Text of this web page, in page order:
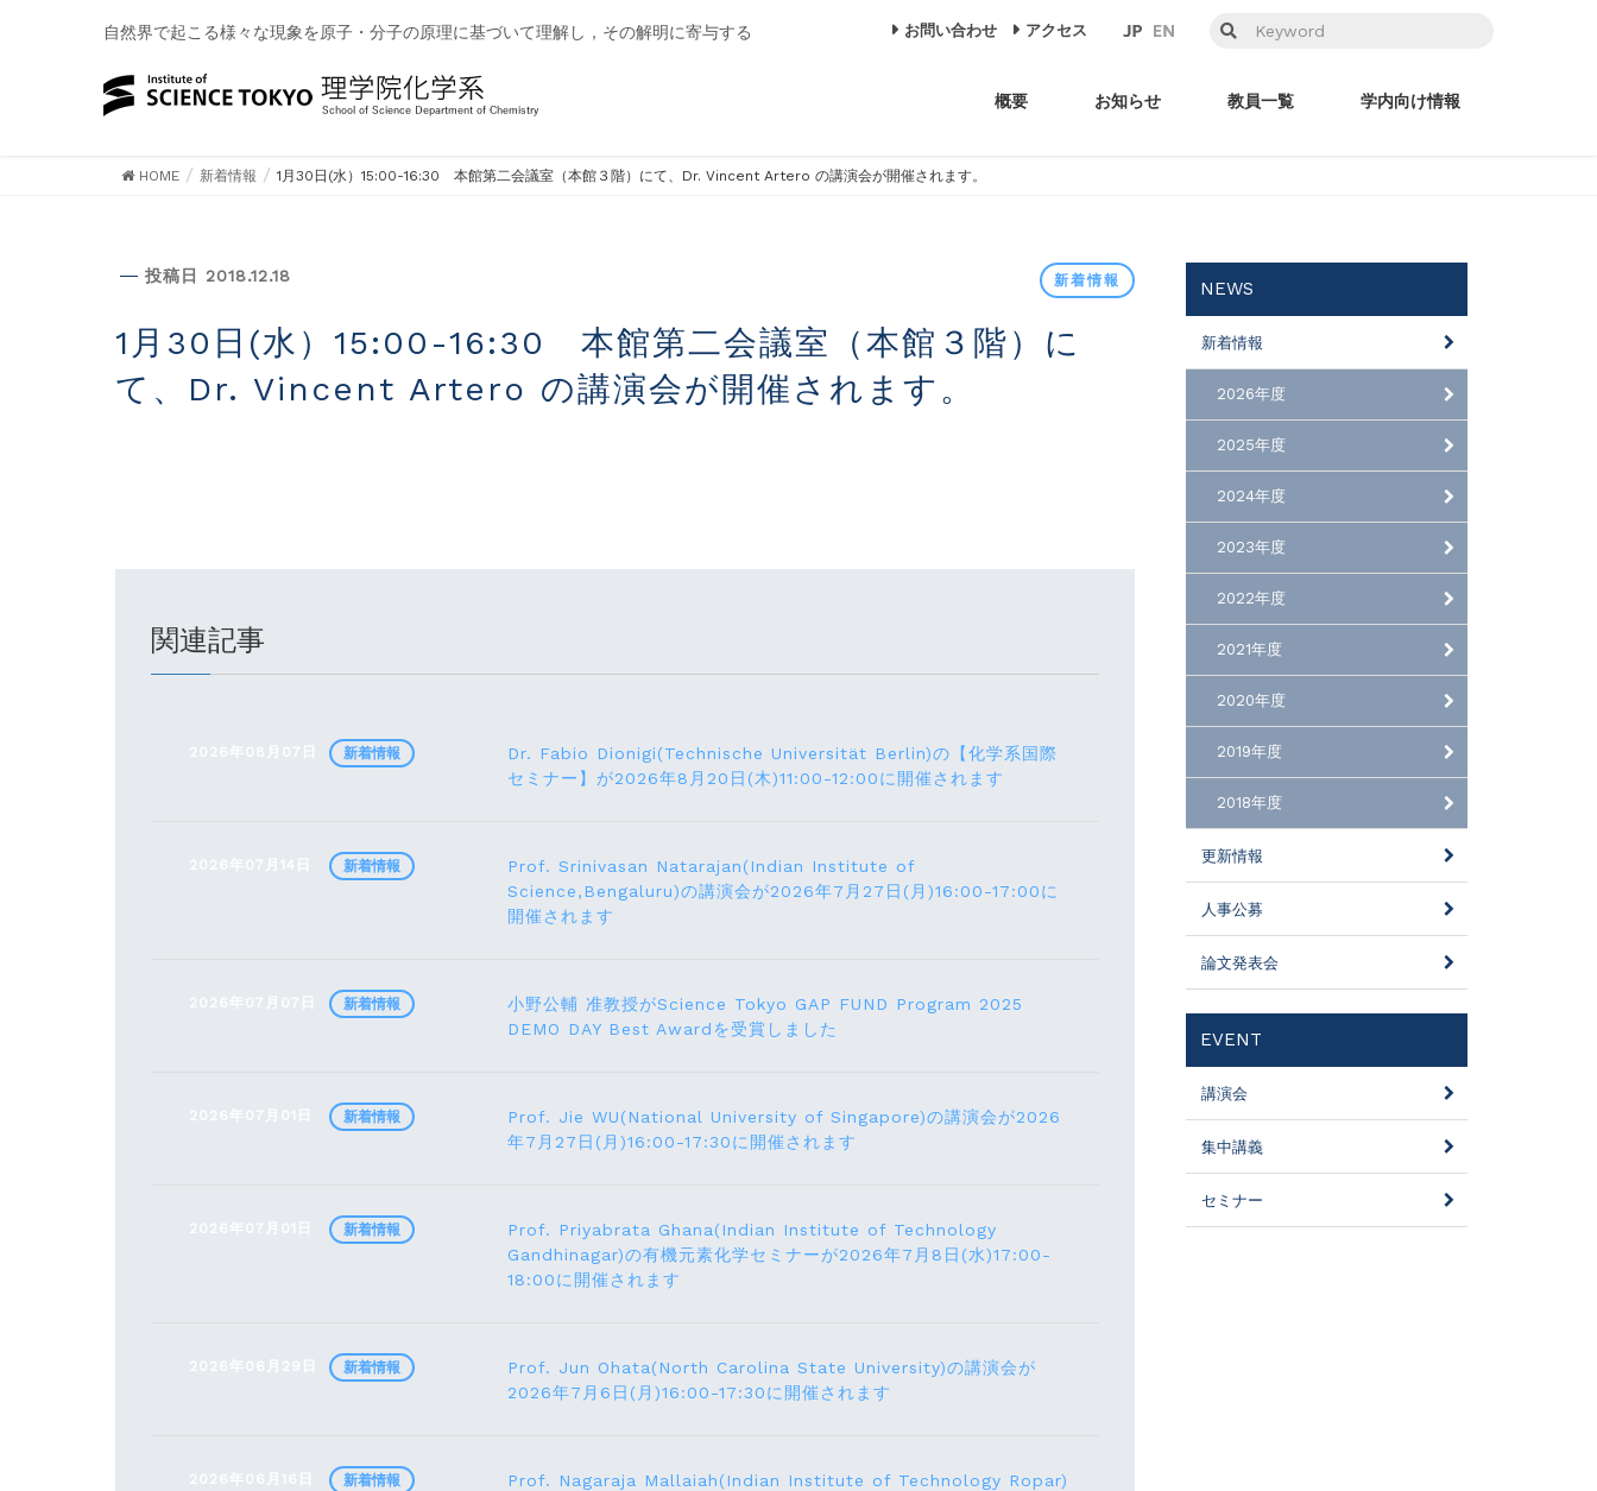
自然界で起こる様々な現象を原子・分子の原理に基づいて理解し，その解明に寄与する お問い合わせ アクセス
概要 お知らせ 教員一覧 学内向け情報
HOME 新着情報 1月30日(水）15:00-16:30 本館第二会議室（本館３階）にて、Dr. Vincent Artero の講演会が開催されます。
投稿日 2018.12.18 新着情報
1月30日(水）15:00-16:30 本館第二会議室（本館３階）に
て、Dr. Vincent Artero の講演会が開催されます。
関連記事
2026年08月07日
Dr. Fabio Dionigi(Technische Universität Berlin)の【化学系国際
セミナー】が2026年8⽉20⽇(⽊)11:00-12:00に開催されます
新着情報
2026年07月14日
Prof. Srinivasan Natarajan(Indian Institute of
Science,Bengaluru)の講演会が2026年7月27⽇(月)16:00-17:00に
開催されます
新着情報
2026年07月07日
小野公輔 准教授がScience Tokyo GAP FUND Program 2025
DEMO DAY Best Awardを受賞しました
新着情報
2026年07月01日
Prof. Jie WU(National University of Singapore)の講演会が2026
年7月27日(月)16:00-17:30に開催されます
新着情報
2026年07月01日
Prof. Priyabrata Ghana(Indian Institute of Technology
Gandhinagar)の有機元素化学セミナーが2026年7月8日(水)17:00-
18:00に開催されます
新着情報
2026年06月29日
Prof. Jun Ohata(North Carolina State University)の講演会が
2026年7月6日(月)16:00-17:30に開催されます
新着情報
2026年06月16日
Prof. Nagaraja Mallaiah(Indian Institute of Technology Ropar)
新着情報
NEWS
新着情報
2026年度
2025年度
2024年度
2023年度
2022年度
2021年度
2020年度
2019年度
2018年度
更新情報
人事公募
論文発表会
EVENT
講演会
集中講義
セミナー